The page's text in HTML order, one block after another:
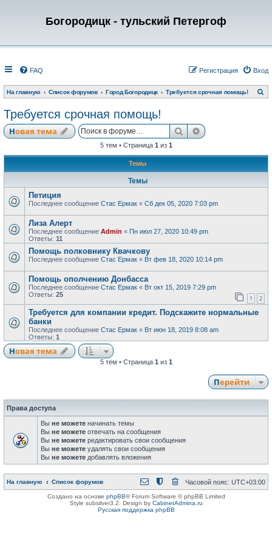
Богородицк - тульский Петергоф
FAQ Вход
Регистрация
На главную Список форумов Город Богородицк Требуется срочная помощь!
о
Требуется срочная помощь!
Новая тема ПоискРасширенный
5 тем • Страница 1 из 1
Темы
Темы
Петиция
Последнее сообщение Стас Ермак « Сб дек 05, 2020 7:03 pm
Лиза Алерт
Последнее сообщение Admin « Пн июл 27, 2020 10:49 pm
Ответы: 11
Помощь полковнику Квачкову
Последнее сообщение Стас Ермак « Вт фев 18, 2020 10:14 pm
Помощь ополчению Донбасса
Последнее сообщение Стас Ермак « Вт окт 15, 2019 7:29 pm
Ответы: 25 1 2
Требуется для компании кредит. Подскажите нормальные
банки
Последнее сообщение Стас Ермак « Вт июн 18, 2019 8:08 am
Ответы: 1
Новая тема
5 тем • Страница 1 из 1
Перейти
Права доступа
Вы не можете начинать темы
Вы не можете отвечать на сообщения
Вы не можете редактировать свои сообщения
Вы не можете удалять свои сообщения
Вы не можете добавлять вложения
На главную Список форумов Часовой пояс: UTC+03:00
Создано на основе phpBB® Forum Software © phpBB Limited
Style subsilver3.2. Design by CabinetAdmina.ru
Русская поддержка phpBB